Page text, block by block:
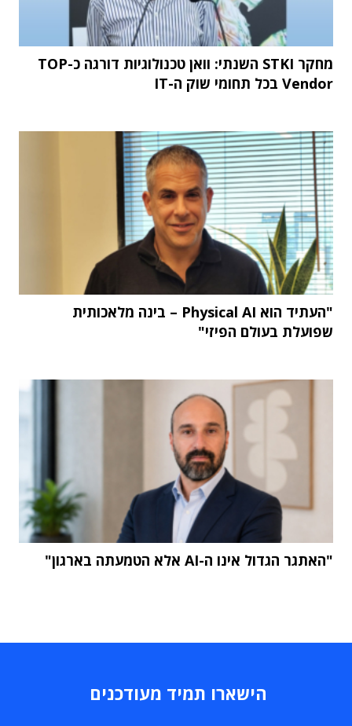
מחקר STKI השנתי: וואן טכנולוגיות דורגה כ-TOP
Vendor בכל תחומי שוק ה-IT
"העתיד הוא Physical AI – בינה מלאכותית
שפועלת בעולם הפיזי"
"האתגר הגדול אינו ה-AI אלא הטמעתה בארגון"
הישארו תמיד מעודכנים